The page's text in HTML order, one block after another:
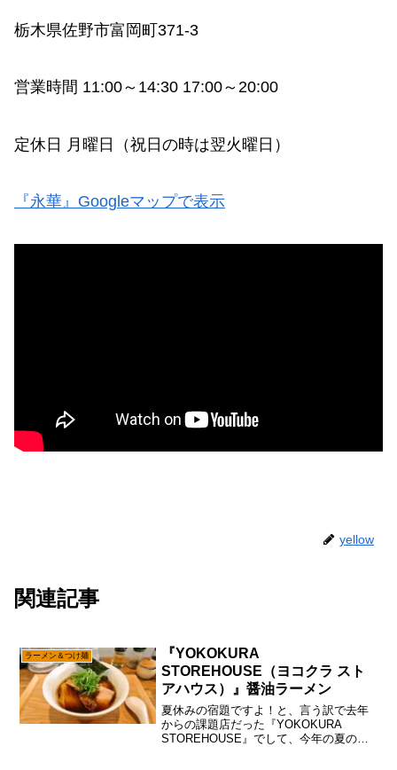
栃木県佐野市富岡町371-3
営業時間 11:00～14:30 17:00～20:00
定休日 月曜日（祝日の時は翌火曜日）
『永華』Googleマップで表示
yellow
関連記事
ラーメン＆つけ麺
『YOKOKURA
STOREHOUSE（ヨコクラ スト
アハウス）』醤油ラーメン
夏休みの宿題ですよ！と、言う訳で去年
からの課題店だった『YOKOKURA
STOREHOUSE』でして、今年の夏の宿